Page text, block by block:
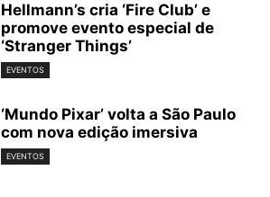
Hellmann’s cria ‘Fire Club’ e
promove evento especial de
‘Stranger Things’
EVENTOS
‘Mundo Pixar’ volta a São Paulo
com nova edição imersiva
EVENTOS